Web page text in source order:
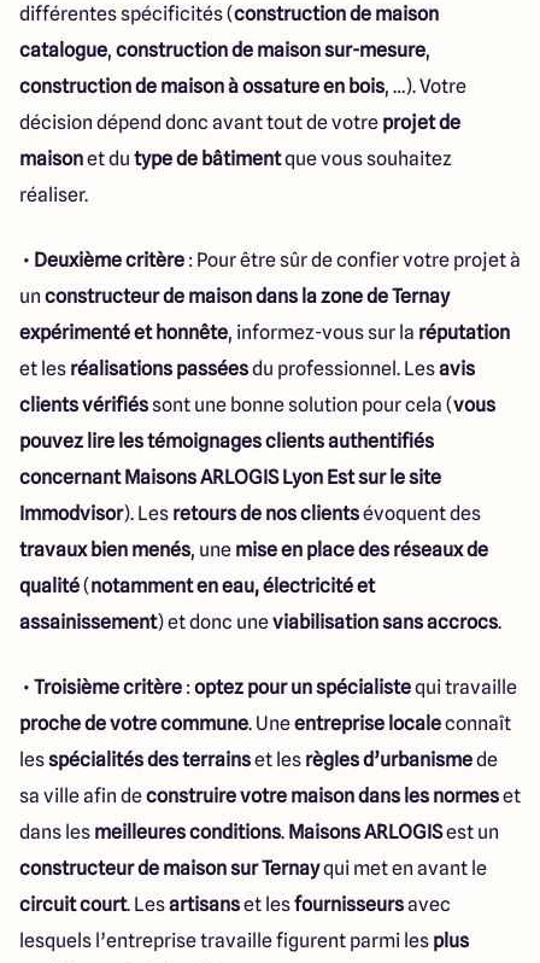
différentes spécificités (construction de maison
catalogue, construction de maison sur-mesure,
construction de maison à ossature en bois, …). Votre
décision dépend donc avant tout de votre projet de
maisonet du type de bâtimentque vous souhaitez
réaliser.
• Deuxième critère : Pour être sûr de confier votre projet à
un constructeur de maison dans la zone de Ternay
expérimenté et honnête, informez-vous sur la réputation
et les réalisations passéesdu professionnel. Lesavis
clients vérifiéssont une bonne solution pour cela (vous
pouvez lire les témoignages clients authentifiés
concernant Maisons ARLOGIS Lyon Est sur le site
Immodvisor). Les retours de nos clientsévoquent des
travaux bien menés, une mise en place des réseaux de
qualité(notamment en eau, électricité et
assainissement) et donc uneviabilisation sans accrocs.
• Troisième critère :optez pour un spécialistequi travaille
proche de votre commune. Uneentreprise localeconnaît
lesspécialités des terrainset les règles d’urbanismede
sa ville afin deconstruire votre maison dans les normeset
dans les meilleures conditions. Maisons ARLOGISest un
constructeur de maison sur Ternayqui met en avant le
circuit court. Lesartisanset lesfournisseursavec
lesquels l’entreprise travaille figurent parmi les plus